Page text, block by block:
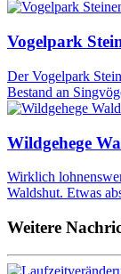
Vogelpark
Der Vogelpark
Bestand an
Wildgehege
Wirklich
Waldshut. Etwas
Weitere